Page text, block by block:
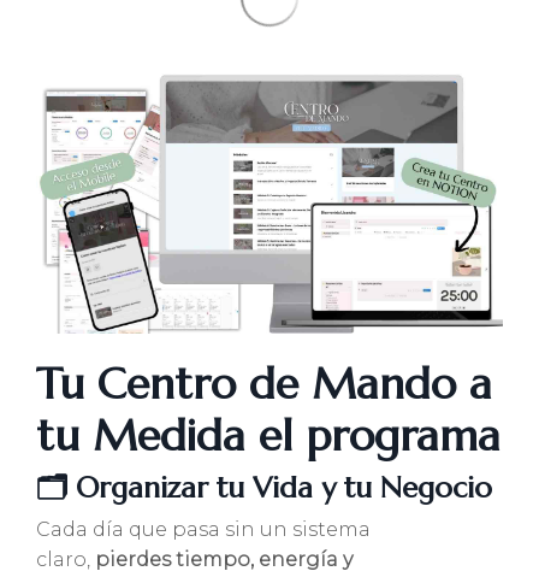
Tu Centro de Mando a
tu Medida el programa
🗂️ Organizar tu Vida y tu Negocio
Cada día que pasa sin un sistema
claro, pierdes tiempo, energía y